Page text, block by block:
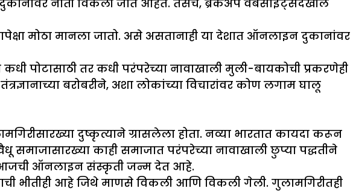
दुकानांवर नाती विकली जात आहेत. तसेच, ब्रेकअप वेबसाइट्सदेखील
मोठा मानला जातो. असे असतानाही या देशात ऑनलाइन दुकानांवर
पोटासाठी तर कधी परंपरेच्या नावाखाली मुली-बायकोची प्रकरणेही
बरोबरीने, अशा लोकांच्या विचारांवर कोण लगाम घालू
दुष्कृत्याने ग्रासलेला होता. नव्या भारतात कायदा करून
समाजासारख्या काही समाजात परंपरेच्या नावाखाली छुप्या पद्धतीने
आजची ऑनलाइन संस्कृती जन्म देत आहे.
भीतीही आहे जिथे माणसे विकली आणि विकली गेली. गुलामगिरीतही